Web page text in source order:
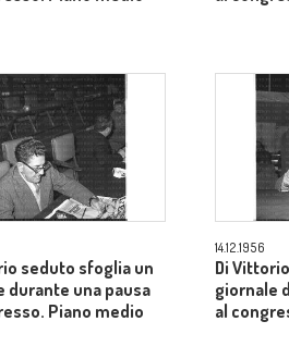
seduto sfoglia un
durante una pausa
Piano medio
14.12.1956
Di
giornale
al